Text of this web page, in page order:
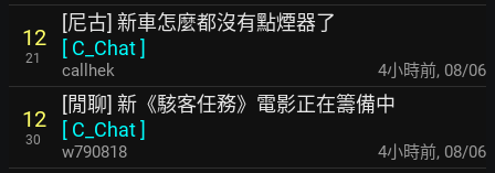
12
21
[尼古] 新車怎麼都沒有點煙器了
[ C_Chat]
callhek 4小時前, 08/06
12
30
[閒聊] 新《駭客任務》電影正在籌備中
[ C_Chat]
w790818 4小時前, 08/06